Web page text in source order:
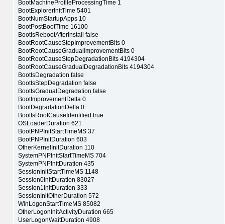
BootMachineProfileProcessingTime 1
BootExplorerInitTime 5401
BootNumStartupApps 10
BootPostBootTime 16100
BootIsRebootAfterInstall false
BootRootCauseStepImprovementBits 0
BootRootCauseGradualImprovementBits 0
BootRootCauseStepDegradationBits 4194304
BootRootCauseGradualDegradationBits 4194304
BootIsDegradation false
BootIsStepDegradation false
BootIsGradualDegradation false
BootImprovementDelta 0
BootDegradationDelta 0
BootIsRootCauseIdentified true
OSLoaderDuration 621
BootPNPInitStartTimeMS 37
BootPNPInitDuration 603
OtherKernelInitDuration 110
SystemPNPInitStartTimeMS 704
SystemPNPInitDuration 435
SessionInitStartTimeMS 1148
Session0InitDuration 83027
Session1InitDuration 333
SessionInitOtherDuration 572
WinLogonStartTimeMS 85082
OtherLogonInitActivityDuration 665
UserLogonWaitDuration 4908